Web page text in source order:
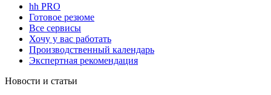
hh PRO
Готовое резюме
Все сервисы
Хочу у вас работать
Производственный календарь
Экспертная рекомендация
Новости и статьи